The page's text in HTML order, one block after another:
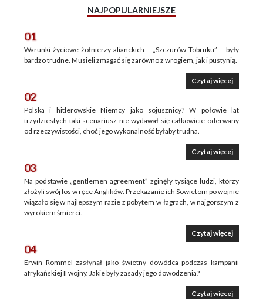
NAJPOPULARNIEJSZE
01
Warunki życiowe żołnierzy alianckich – „Szczurów Tobruku” – były
bardzo trudne. Musieli zmagać się zarówno z wrogiem, jak i pustynią.
Czytaj więcej
02
Polska i hitlerowskie Niemcy jako sojusznicy? W połowie lat
trzydziestych taki scenariusz nie wydawał się całkowicie oderwany
od rzeczywistości, choć jego wykonalność byłaby trudna.
Czytaj więcej
03
Na podstawie „gentlemen agreement” zginęły tysiące ludzi, którzy
złożyli swój los w ręce Anglików. Przekazanie ich Sowietom po wojnie
wiązało się w najlepszym razie z pobytem w łagrach, w najgorszym z
wyrokiem śmierci.
Czytaj więcej
04
Erwin Rommel zasłynął jako świetny dowódca podczas kampanii
afrykańskiej II wojny. Jakie były zasady jego dowodzenia?
Czytaj więcej